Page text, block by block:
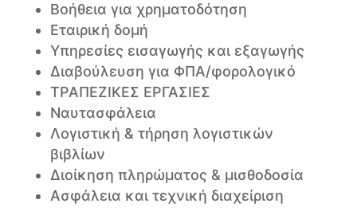
Βοήθεια για χρηματοδότηση
Εταιρική δομή
Υπηρεσίες εισαγωγής και εξαγωγής
Διαβούλευση για ΦΠΑ/φορολογικό
ΤΡΑΠΕΖΙΚΕΣ ΕΡΓΑΣΙΕΣ
Ναυτασφάλεια
Λογιστική & τήρηση λογιστικών
βιβλίων
Διοίκηση πληρώματος & μισθοδοσία
Ασφάλεια και τεχνική διαχείριση